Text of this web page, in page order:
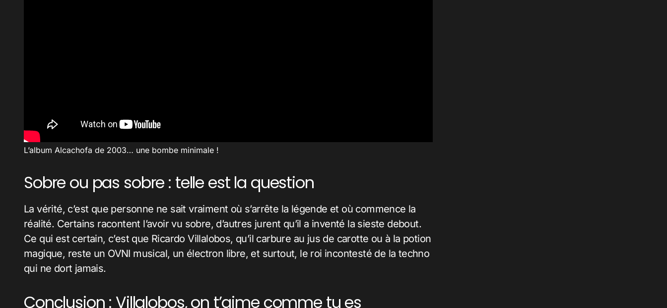
L’album Alcachofa de 2003… une bombe minimale !
Sobre ou pas sobre : telle est la question
La vérité, c’est que personne ne sait vraiment où s’arrête la légende et où commence la
réalité. Certains racontent l’avoir vu sobre, d’autres jurent qu’il a inventé la sieste debout.
Ce qui est certain, c’est que Ricardo Villalobos, qu’il carbure au jus de carotte ou à la potion
magique, reste un OVNI musical, un électron libre, et surtout, le roi incontesté de la techno
qui ne dort jamais.
Conclusion : Villalobos, on t’aime comme tu es